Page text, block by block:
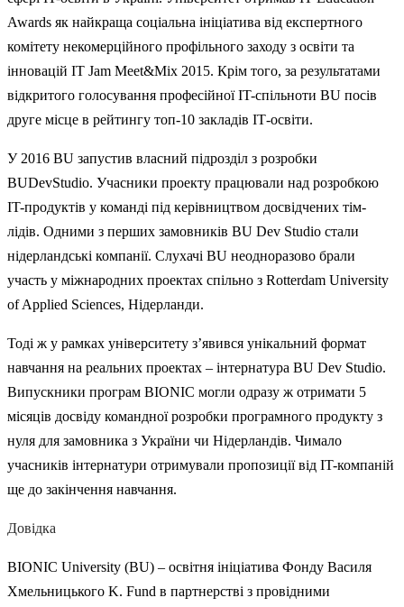
Awards як найкраща соціальна ініціатива від експертного
комітету некомерційного профільного заходу з освіти та
інновацій IT Jam Meet&Mix 2015. Крім того, за результатами
відкритого голосування професійної IT-спільноти BU посів
друге місце в рейтингу топ-10 закладів ІТ-освіти.
У 2016 BU запустив власний підрозділ з розробки
BUDevStudio. Учасники проекту працювали над розробкою
IT-продуктів у команді під керівництвом досвідчених тім-
лідів. Одними з перших замовників BU Dev Studio стали
нідерландські компанії. Слухачі BU неодноразово брали
участь у міжнародних проектах спільно з Rotterdam University
of Applied Sciences, Нідерланди.
Тоді ж у рамках університету з’явився унікальний формат
навчання на реальних проектах – інтернатура BU Dev Studio.
Випускники програм BIONIC могли одразу ж отримати 5
місяців досвіду командної розробки програмного продукту з
нуля для замовника з України чи Нідерландів. Чимало
учасників інтернатури отримували пропозиції від IT-компаній
ще до закінчення навчання.
Довідка
BIONIC University (BU) – освітня ініціатива Фонду Василя
Хмельницького K. Fund в партнерстві з провідними